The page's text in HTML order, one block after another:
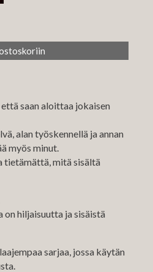
saan aloittaa jokaisen
alan työskennellä ja annan
myös minut.
tietämättä, mitä sisältä
on hiljaisuutta ja sisäistä
sarjaa, jossa käytän